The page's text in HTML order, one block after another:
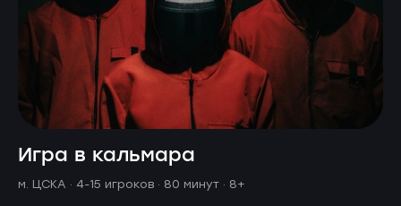
Игра в кальмара
м. ЦСКА · 4-15 игроков · 80 минут · 8+